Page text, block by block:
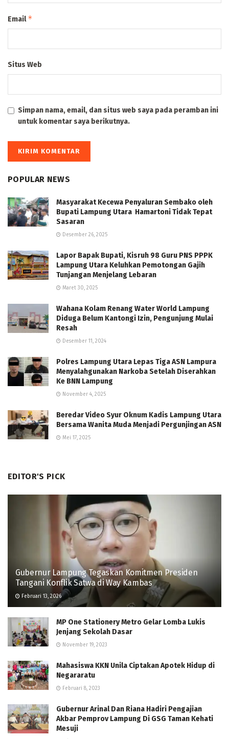
Email*
Situs Web
Simpan nama, email, dan situs web saya pada peramban ini
untuk komentar saya berikutnya.
POPULAR NEWS
Masyarakat Kecewa Penyaluran Sembako oleh
Bupati Lampung Utara Hamartoni Tidak Tepat
Sasaran
Desember 26, 2025
Lapor Bapak Bupati, Kisruh 98 Guru PNS PPPK
Lampung Utara Keluhkan Pemotongan Gajih
Tunjangan Menjelang Lebaran
Maret 30, 2025
Wahana Kolam Renang Water World Lampung
Diduga Belum Kantongi Izin, Pengunjung Mulai
Resah
Desember 11, 2024
Polres Lampung Utara Lepas Tiga ASN Lampura
Menyalahgunakan Narkoba Setelah Diserahkan
Ke BNN Lampung
November 4, 2025
Beredar Video Syur Oknum Kadis Lampung Utara
Bersama Wanita Muda Menjadi Pergunjingan ASN
Mei 17, 2025
EDITOR'S PICK
Gubernur Lampung Tegaskan Komitmen Presiden
Tangani Konflik Satwa di Way Kambas
Februari 13, 2026
MP One Stationery Metro Gelar Lomba Lukis
Jenjang Sekolah Dasar
November 19, 2023
Mahasiswa KKN Unila Ciptakan Apotek Hidup di
Negararatu
Februari 8, 2023
Gubernur Arinal Dan Riana Hadiri Pengajian
Akbar Pemprov Lampung Di GSG Taman Kehati
Mesuji